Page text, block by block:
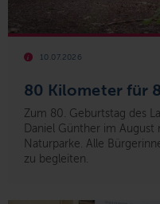
80 Kilometer für
10.07.2026
Zum 80. Geburtstag des
Daniel Günther im
Naturparke. Alle
zu begleiten.